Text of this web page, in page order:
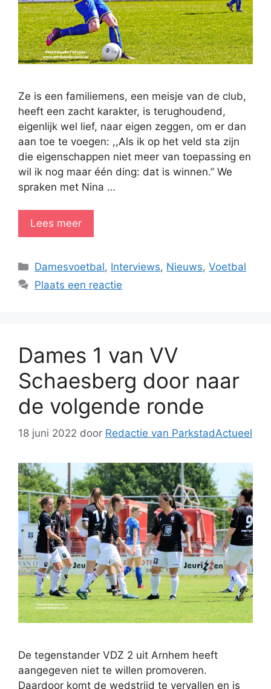
Ze is een familiemens, een meisje van de club,
heeft een zacht karakter, is terughoudend,
eigenlijk wel lief, naar eigen zeggen, om er dan
aan toe te voegen: ,,Als ik op het veld sta zijn
die eigenschappen niet meer van toepassing en
wil ik nog maar één ding: dat is winnen.” We
spraken met Nina …
Lees meer
Categorieën
Damesvoetbal, Interviews, Nieuws,Voetbal
Plaats een reactie
Dames 1 van VV
Schaesberg door naar
de volgende ronde
18 juni 2022 door Redactie van ParkstadActueel
De tegenstander VDZ 2 uit Arnhem heeft
aangegeven niet te willen promoveren.
Daardoor komt de wedstrijd te vervallen en is